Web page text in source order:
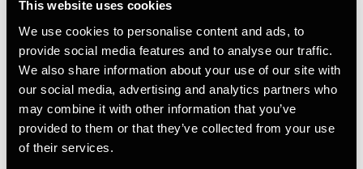
This website uses cookies
We use cookies to personalise content and ads, to
provide social media features and to analyse our traffic.
We also share information about your use of our site with
our social media, advertising and analytics partners who
may combine it with other information that you’ve
provided to them or that they’ve collected from your use
of their services.
15.00.
Hvem kan deltage?
Arrangementet er forbeholdt kunder, samarbejdspartnere,
medarbejdere og andre venner af huset med erfaring i
længere ture på racercykel.
Begrænset deltagerantal